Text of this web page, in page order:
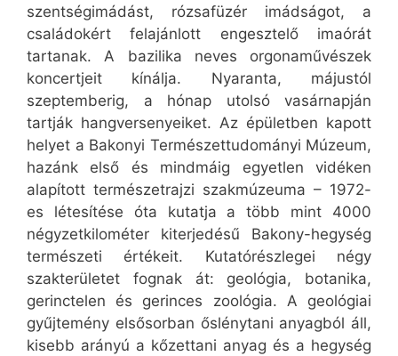
szentségimádást, rózsafüzér imádságot, a
családokért felajánlott engesztelő imaórát
tartanak. A bazilika neves orgonaművészek
koncertjeit kínálja. Nyaranta, májustól
szeptemberig, a hónap utolsó vasárnapján
tartják hangversenyeiket. Az épületben kapott
helyet a Bakonyi Természettudományi Múzeum,
hazánk első és mindmáig egyetlen vidéken
alapított természetrajzi szakmúzeuma – 1972-
es létesítése óta kutatja a több mint 4000
négyzetkilométer kiterjedésű Bakony-hegység
természeti értékeit. Kutatórészlegei négy
szakterületet fognak át: geológia, botanika,
gerinctelen és gerinces zoológia. A geológiai
gyűjtemény elsősorban őslénytani anyagból áll,
kisebb arányú a kőzettani anyag és a hegység